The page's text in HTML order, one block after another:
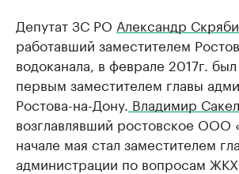
Депутат ЗС РО Александр
работавший заместителем
водоканала, в феврале 2017г.
первым заместителем главы
Ростова-на-Дону. Владимир
возглавлявший ростовское ООО
начале мая стал заместителем
администрации по вопросам ЖКХ.